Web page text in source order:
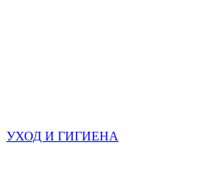
УХОД И ГИГИЕНА